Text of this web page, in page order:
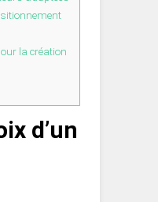
la création
d’un